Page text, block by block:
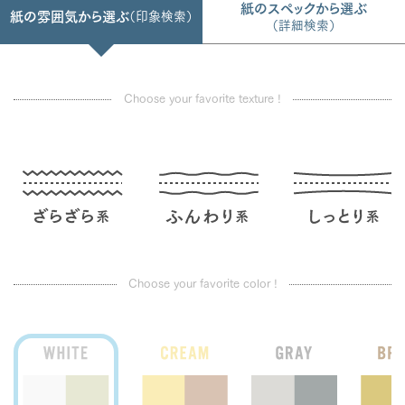
紙の雰囲気から選ぶ（印象検索）
紙のスペックから選ぶ
（詳細検索）
Choose your favorite texture !
Choose your favorite color !